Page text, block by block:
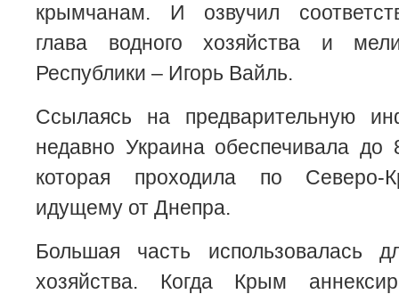
крымчанам. И озвучил
глава водного хозяйства и
Республики – Игорь Вайль.
Ссылаясь на предварительную
недавно Украина обеспечивала до
которая проходила по Северо-
идущему от Днепра.
Большая часть использовалась
хозяйства. Когда Крым